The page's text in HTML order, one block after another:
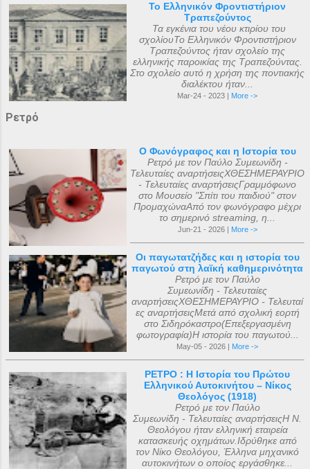
Το Ελληνικόν Φροντιστήριον
Τραπεζούντος
Τα εγκένια του νέου κτιρίου του
σχολίουΤο Ελληνικόν Φροντιστήριον
Τραπεζούντος ήταν σχολείο της
ελληνικής παροικίας της Τραπεζούντας.
Στο σχολείο αυτό η χρήση της ποντιακής
διαλέκτου ήταν...
Mar-24 - 2023 | More ->
Ρετρό
Ο Φωνόγραφος και η Ιστορία του
Ρετρό με τον Παύλο Συμεωνίδη -
Τελευταίες αναρτήσειςΧΘΕΣΗΜΕΡΑΥΡΙΟ
- Τελευταίες αναρτήσειςΓραμμόφωνο
στο Μουσείο "Σπίτι του παιδιού" στον
ΠρομαχώναΑπό τον φωνόγραφο μέχρι
το σημερινό streaming, η...
Jun-21 - 2026 | More ->
Οι παγωτατζήδες και η ιστορία του
παγωτού στη λαϊκή καθημερινότητα
Ρετρό με τον Παύλο
Συμεωνίδη - Τελευταίες
αναρτήσειςΧΘΕΣΗΜΕΡΑΥΡΙΟ - Τελευταί
ες αναρτήσειςΜετά από σχολική εορτή
στο Σιδηρόκαστρο(Επεξεργασμένη
φωτογραφία)Η ιστορία του παγωτού...
May-05 - 2026 | More ->
ΡΕΤΡΟ : Η Ιστορία του Πρώτου
Ελληνικού Αυτοκινήτου – Νίκος
Θεολόγος (1918)
Ρετρό με τον Παύλο
Συμεωνίδη - Τελευταίες αναρτήσειςΗ Ν.
Θεολόγου ήταν ελληνική εταιρεία
κατασκευής οχημάτων.Ιδρύθηκε από
τον Νίκο Θεολόγου, Έλληνα μηχανικό
αυτοκινήτων ο οποίος εργάσθηκε...